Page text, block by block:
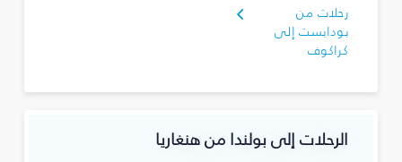
رحلات من
بودابست إلى
كراكوف
الرحلات إلى بولندا من هنغاريا